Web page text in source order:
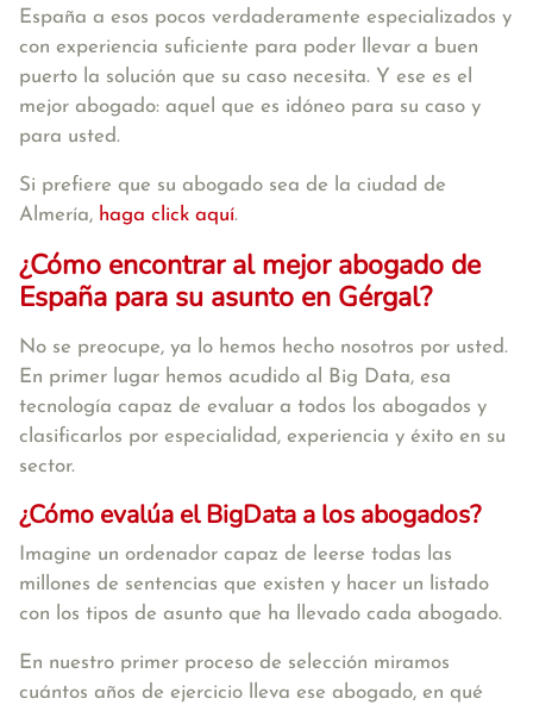
España a esos pocos verdaderamente especializados y
con experiencia suficiente para poder llevar a buen
puerto la solución que su caso necesita. Y ese es el
mejor abogado: aquel que es idóneo para su caso y
para usted.
Si prefiere que su abogado sea de la ciudad de
Almería, haga click aquí.
¿Cómo encontrar al mejor abogado de
España para su asunto en Gérgal?
No se preocupe, ya lo hemos hecho nosotros por usted.
En primer lugar hemos acudido al Big Data, esa
tecnología capaz de evaluar a todos los abogados y
clasificarlos por especialidad, experiencia y éxito en su
sector.
¿Cómo evalúa el BigData a los abogados?
Imagine un ordenador capaz de leerse todas las
millones de sentencias que existen y hacer un listado
con los tipos de asunto que ha llevado cada abogado.
En nuestro primer proceso de selección miramos
cuántos años de ejercicio lleva ese abogado, en qué